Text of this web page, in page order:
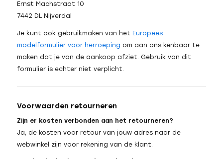
Ernst Machstraat 10
7442 DL Nijverdal
Je kunt ook gebruikmaken van het Europees
modelformulier voor herroeping om aan ons kenbaar te
maken dat je van de aankoop afziet. Gebruik van dit
formulier is echter niet verplicht.
Voorwaarden retourneren
Zijn er kosten verbonden aan het retourneren?
Ja, de kosten voor retour van jouw adres naar de
webwinkel zijn voor rekening van de klant.